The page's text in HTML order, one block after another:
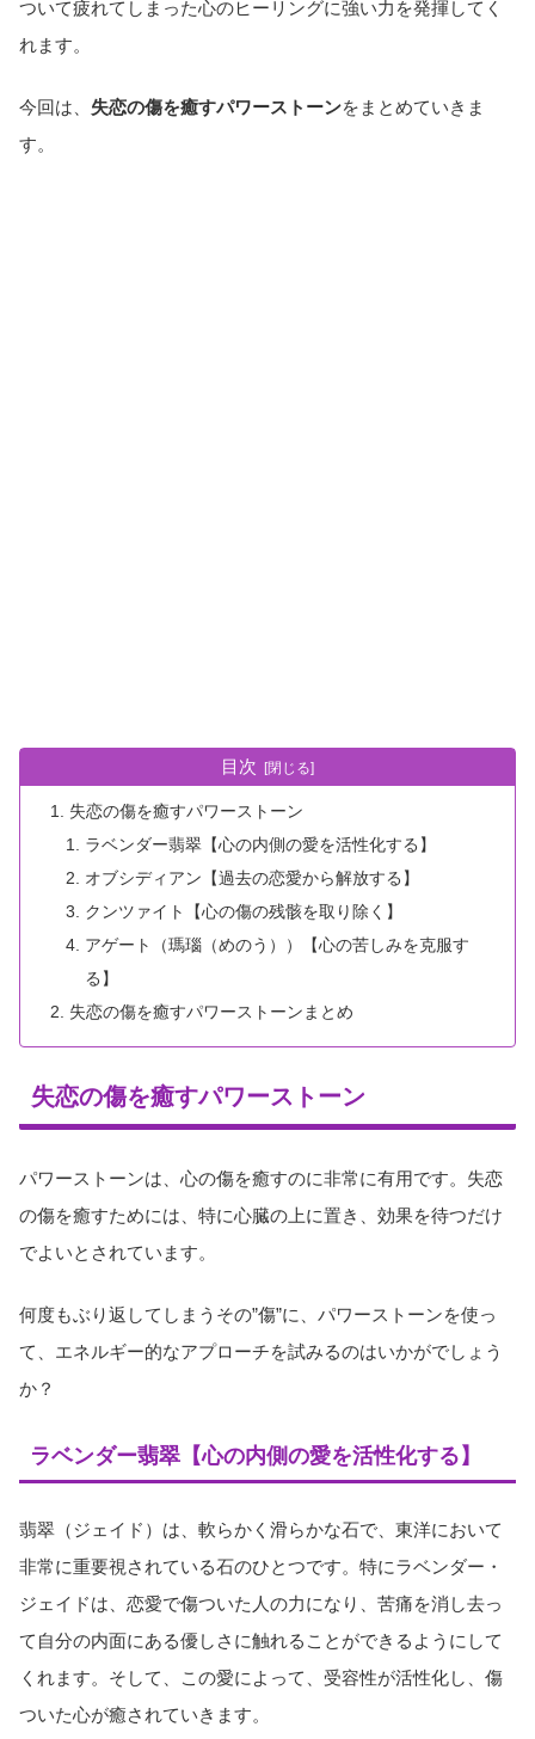
ついて疲れてしまった心のヒーリングに強い力を発揮してく
れます。
今回は、 失恋の傷を癒すパワーストーンをまとめていきま
す。
目次
失恋の傷を癒すパワーストーン
ラベンダー翡翠【心の内側の愛を活性化する】
オブシディアン【過去の恋愛から解放する】
クンツァイト【心の傷の残骸を取り除く】
アゲート（瑪瑙（めのう））【心の苦しみを克服す
る】
失恋の傷を癒すパワーストーンまとめ
失恋の傷を癒すパワーストーン
パワーストーンは、心の傷を癒すのに非常に有用です。失恋
の傷を癒すためには、特に心臓の上に置き、効果を待つだけ
でよいとされています。
何度もぶり返してしまうその”傷”に、パワーストーンを使っ
て、エネルギー的なアプローチを試みるのはいかがでしょう
か？
ラベンダー翡翠【心の内側の愛を活性化する】
翡翠（ジェイド）は、軟らかく滑らかな石で、東洋において
非常に重要視されている石のひとつです。特にラベンダー・
ジェイドは、恋愛で傷ついた人の力になり、苦痛を消し去っ
て自分の内面にある優しさに触れることができるようにして
くれます。そして、この愛によって、受容性が活性化し、傷
ついた心が癒されていきます。